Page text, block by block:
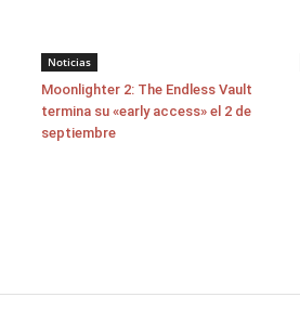
Noticias
Moonlighter 2: The Endless Vault
termina su «early access» el 2 de
septiembre